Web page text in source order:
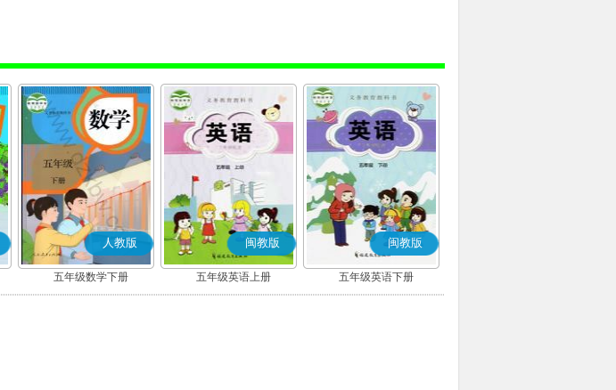
人教版
五年级数学下册
闽教版
五年级英语上册
闽教版
五年级英语下册